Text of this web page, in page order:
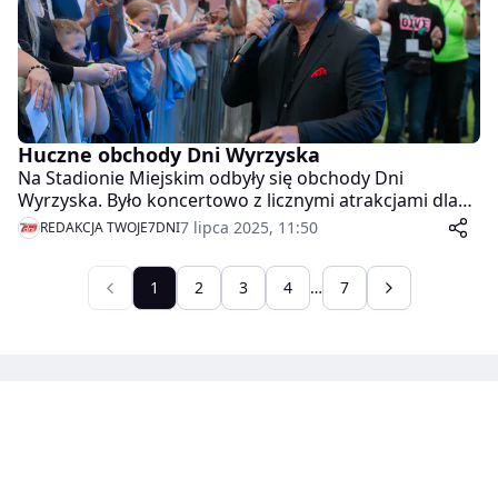
Huczne obchody Dni Wyrzyska
Na Stadionie Miejskim odbyły się obchody Dni
Wyrzyska. Było koncertowo z licznymi atrakcjami dla
dzieci i dorosłych.
REDAKCJA TWOJE7DNI7 lipca 2025, 11:50
1 2 3 4 … 7